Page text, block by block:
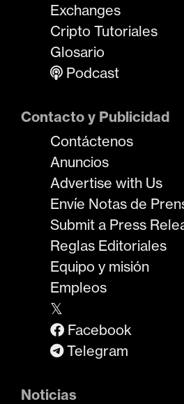
Exchanges
Cripto Tutoriales
Glosario
Podcast
Contacto y Publicidad
Contáctenos
Anuncios
Advertise with Us
Envíe Notas de
Submit a Press
Reglas Editoriales
Equipo y misión
Empleos
𝕏
Facebook
Telegram
Noticias